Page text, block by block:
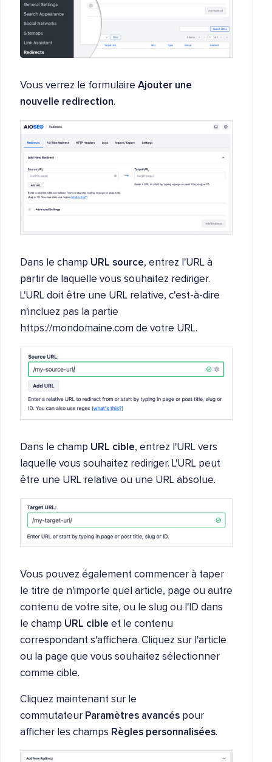
Vous verrez le formulaire Ajouter une
nouvelle redirection.
Dans le champ URL source, entrez l'URL à
partir de laquelle vous souhaitez rediriger.
L'URL doit être une URL relative, c'est-à-dire
n'incluez pas la partie
https://mondomaine.com de votre URL.
Dans le champ URL cible, entrez l'URL vers
laquelle vous souhaitez rediriger. L'URL peut
être une URL relative ou une URL absolue.
Vous pouvez également commencer à taper
le titre de n'importe quel article, page ou autre
contenu de votre site, ou le slug ou l'ID dans
le champ URL cible et le contenu
correspondant s'affichera. Cliquez sur l'article
ou la page que vous souhaitez sélectionner
comme cible.
Cliquez maintenant sur le
commutateur Paramètres avancés pour
afficher les champs Règles personnalisées.